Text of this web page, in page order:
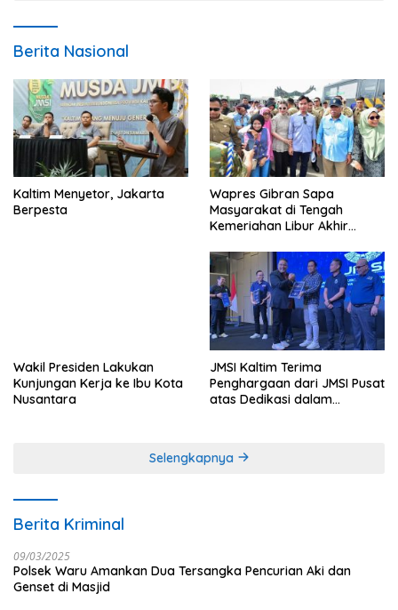
Berita Nasional
Kaltim Menyetor, Jakarta
Berpesta
Wapres Gibran Sapa
Masyarakat di Tengah
Kemeriahan Libur Akhir
Wakil Presiden Lakukan
Kunjungan Kerja ke Ibu Kota
Nusantara
JMSI Kaltim Terima
Penghargaan dari JMSI Pusat
atas Dedikasi dalam
Selengkapnya
Berita Kriminal
09/03/2025
Polsek Waru Amankan Dua Tersangka Pencurian Aki dan
Genset di Masjid